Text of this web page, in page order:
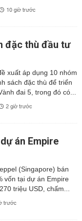
10 giờ trước
đặc thù đầu tư
xuất áp dụng 10 nhóm
sách đặc thù để triển
đai 5, trong đó có...
2 giờ trước
án Empire
(Singapore) bán
vốn tại dự án Empire
triệu USD, chấm...
trước